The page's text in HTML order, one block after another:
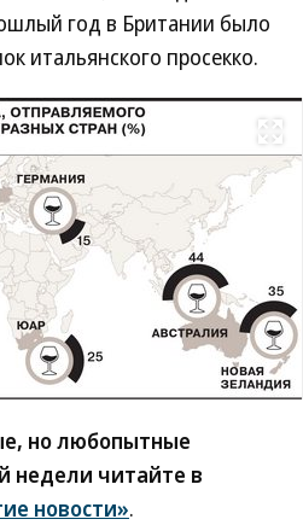
год в Британии было
итальянского просекко.
но любопытные
недели читайте в
новости».